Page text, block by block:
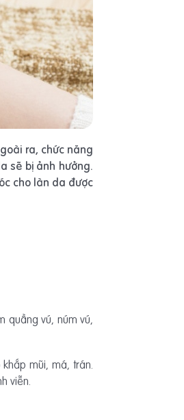
ra, chức năng
sẽ bị ảnh hưởng.
cho làn da được
quầng vú, núm vú,
mũi, má, trán.
viễn.